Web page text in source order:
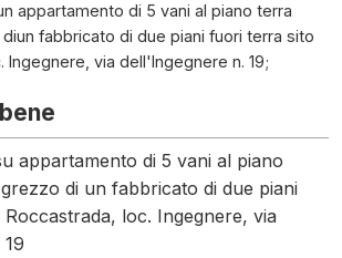
appartamento di 5 vani al piano terra
fabbricato di due piani fuori terra sito
Ingegnere, via dell'Ingegnere n. 19;
appartamento di 5 vani al piano
di un fabbricato di due piani
loc. Ingegnere, via